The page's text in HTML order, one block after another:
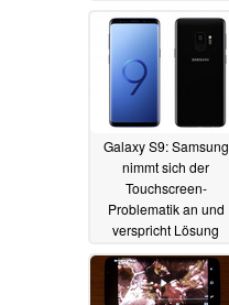
Galaxy S9: Samsung
nimmt sich der
Touchscreen-
Problematik an und
verspricht Lösung
23.03.2018